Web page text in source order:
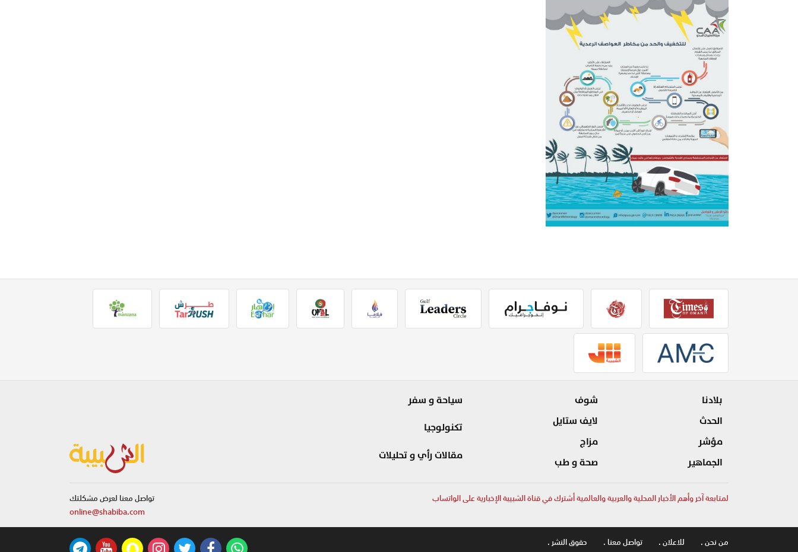
بلادنا
الحدث
مؤشر
الجماهير
شوف
لايف ستايل
مزاج
صحة و طب
سياحة و سفر
تكنولوجيا
مقالات رأي و تحليلات
لمتابعة آخر وأهم الأخبار المحلية والعربية والعالمية أشترك في قناة الشبيبة الإخبارية على الواتساب
تواصل معنا لعرض مشكلتك
online@shabiba.com
من نحن .
للاعلان . تواصل معنا . حقوق النشر .